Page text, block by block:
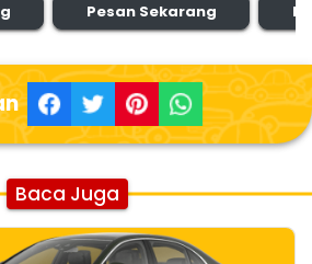
Pesan Sekarang
Baca Juga